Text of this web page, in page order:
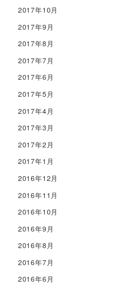
2017年10月
2017年9月
2017年8月
2017年7月
2017年6月
2017年5月
2017年4月
2017年3月
2017年2月
2017年1月
2016年12月
2016年11月
2016年10月
2016年9月
2016年8月
2016年7月
2016年6月